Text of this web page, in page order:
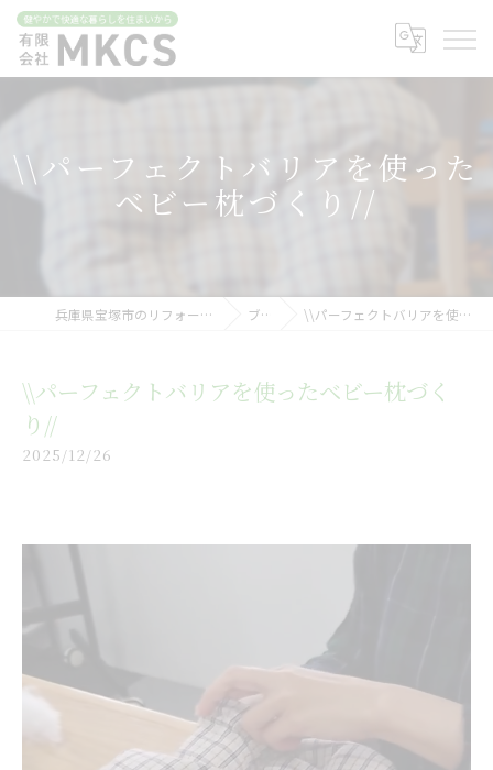
\\パーフェクトバリアを使った
ベビー枕づくり//
兵庫県宝塚市のリフォームなら有限会社MKCS ブログ \\パーフェクトバリアを使ったベビー枕づくり//
\\パーフェクトバリアを使ったベビー枕づく
り//
2025/12/26